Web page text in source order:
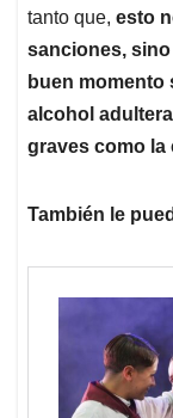
tanto que, esto
sanciones,
buen momento
alcohol
graves como la
También le